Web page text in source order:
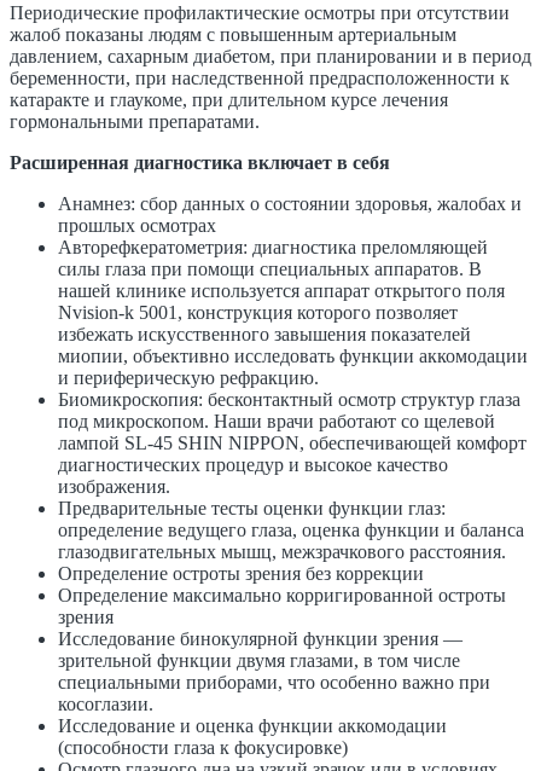
Периодические профилактические осмотры при отсутствии
жалоб показаны людям с повышенным артериальным
давлением, сахарным диабетом, при планировании и в период
беременности, при наследственной предрасположенности к
катаракте и глаукоме, при длительном курсе лечения
гормональными препаратами.
Расширенная диагностика включает в себя
Анамнез: сбор данных о состоянии здоровья, жалобах и
прошлых осмотрах
Авторефкератометрия: диагностика преломляющей
силы глаза при помощи специальных аппаратов. В
нашей клинике используется аппарат открытого поля
Nvision-k 5001, конструкция которого позволяет
избежать искусственного завышения показателей
миопии, объективно исследовать функции аккомодации
и периферическую рефракцию.
Биомикроскопия: бесконтактный осмотр структур глаза
под микроскопом. Наши врачи работают со щелевой
лампой SL-45 SHIN NIPPON, обеспечивающей комфорт
диагностических процедур и высокое качество
изображения.
Предварительные тесты оценки функции глаз:
определение ведущего глаза, оценка функции и баланса
глазодвигательных мышц, межзрачкового расстояния.
Определение остроты зрения без коррекции
Определение максимально корригированной остроты
зрения
Исследование бинокулярной функции зрения —
зрительной функции двумя глазами, в том числе
специальными приборами, что особенно важно при
косоглазии.
Исследование и оценка функции аккомодации
(способности глаза к фокусировке)